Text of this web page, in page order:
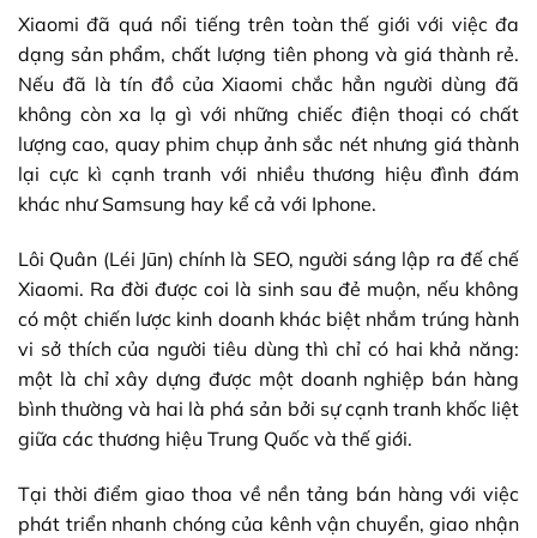
Xiaomi đã quá nổi tiếng trên toàn thế giới với việc đa
dạng sản phẩm, chất lượng tiên phong và giá thành rẻ.
Nếu đã là tín đồ của Xiaomi chắc hẳn người dùng đã
không còn xa lạ gì với những chiếc điện thoại có chất
lượng cao, quay phim chụp ảnh sắc nét nhưng giá thành
lại cực kì cạnh tranh với nhiều thương hiệu đình đám
khác như Samsung hay kể cả với Iphone.
Lôi Quân (Léi Jūn) chính là SEO, người sáng lập ra đế chế
Xiaomi. Ra đời được coi là sinh sau đẻ muộn, nếu không
có một chiến lược kinh doanh khác biệt nhắm trúng hành
vi sở thích của người tiêu dùng thì chỉ có hai khả năng:
một là chỉ xây dựng được một doanh nghiệp bán hàng
bình thường và hai là phá sản bởi sự cạnh tranh khốc liệt
giữa các thương hiệu Trung Quốc và thế giới.
Tại thời điểm giao thoa về nền tảng bán hàng với việc
phát triển nhanh chóng của kênh vận chuyển, giao nhận